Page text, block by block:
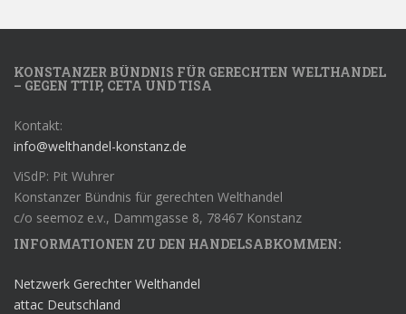
KONSTANZER BÜNDNIS FÜR GERECHTEN WELTHANDEL
– GEGEN TTIP, CETA UND TISA
Kontakt:
info@welthandel-konstanz.de
ViSdP: Pit Wuhrer
Konstanzer Bündnis für gerechten Welthandel
c/o seemoz e.v., Dammgasse 8, 78467 Konstanz
INFORMATIONEN ZU DEN HANDELSABKOMMEN:
Netzwerk Gerechter Welthandel
attac Deutschland